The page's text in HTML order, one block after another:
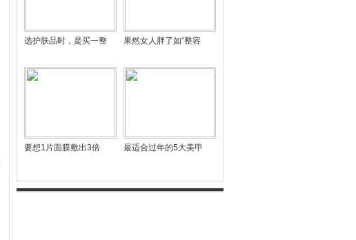
选护肤品时，是买一整 果然女人胖了如“整容
要想1片面膜敷出3倍 最适合过年的5大美甲